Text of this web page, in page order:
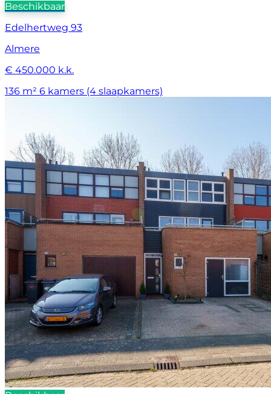
Beschikbaar
Edelhertweg 93
Almere
€ 450.000 k.k.
136 m² 6 kamers (4 slaapkamers)